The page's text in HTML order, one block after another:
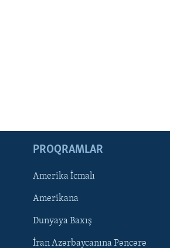
BIZI IZLƏYIN
PROQRAMLAR
Amerika İcmalı
Amerikana
Dunyaya Baxış
İran Azərbaycanına Pəncərə